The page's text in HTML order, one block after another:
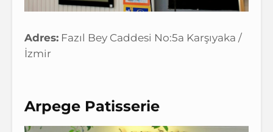
Adres: Fazıl Bey Caddesi No:5a Karşıyaka /
İzmir
Arpege Patisserie